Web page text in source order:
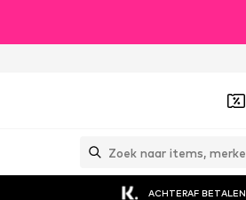
ACHTERAF BETALEN